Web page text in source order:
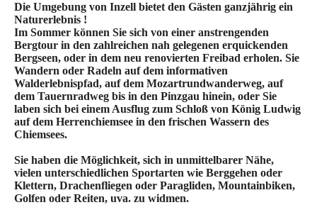
Die Umgebung von Inzell bietet den Gästen ganzjährig ein
Naturerlebnis !
Im Sommer können Sie sich von einer anstrengenden
Bergtour in den zahlreichen nah gelegenen erquickenden
Bergseen, oder in dem neu renovierten Freibad erholen. Sie
Wandern oder Radeln auf dem informativen
Walderlebnispfad, auf dem Mozartrundwanderweg, auf
dem Tauernradweg bis in den Pinzgau hinein, oder Sie
laben sich bei einem Ausflug zum Schloß von König Ludwig
auf dem Herrenchiemsee in den frischen Wassern des
Chiemsees.
Sie haben die Möglichkeit, sich in unmittelbarer Nähe,
vielen unterschiedlichen Sportarten wie Berggehen oder
Klettern, Drachenfliegen oder Paragliden, Mountainbiken,
Golfen oder Reiten, uva. zu widmen.